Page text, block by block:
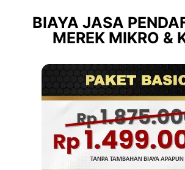
BIAYA JASA
MEREK MIKRO &